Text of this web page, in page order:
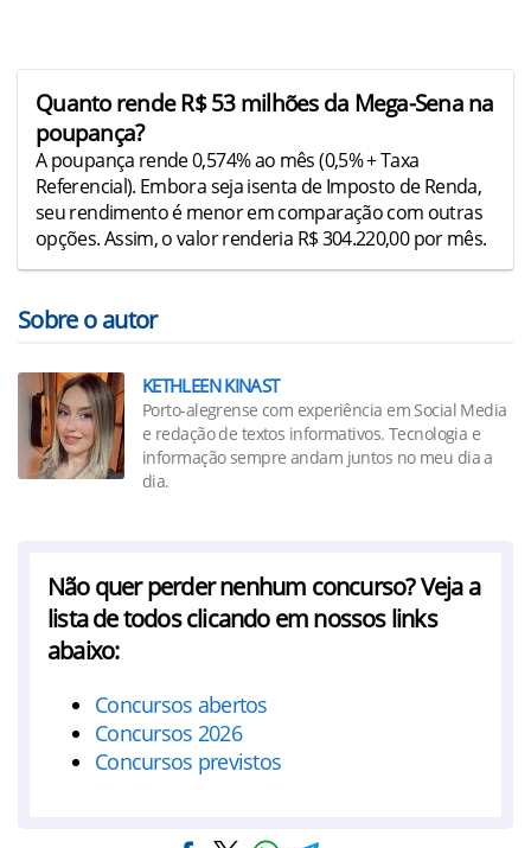
Quanto rende R$ 53 milhões da Mega-Sena na
poupança?
A poupança rende 0,574% ao mês (0,5% + Taxa
Referencial). Embora seja isenta de Imposto de Renda,
seu rendimento é menor em comparação com outras
opções. Assim, o valor renderia R$ 304.220,00 por mês.
Sobre o autor
KETHLEEN KINAST
Porto-alegrense com experiência em Social Media
e redação de textos informativos. Tecnologia e
informação sempre andam juntos no meu dia a
dia.
Não quer perder nenhum concurso? Veja a
lista de todos clicando em nossos links
abaixo:
Concursos abertos
Concursos 2026
Concursos previstos